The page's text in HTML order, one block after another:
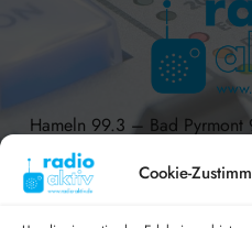
Cookie-
Hameln 99.3 – Bad